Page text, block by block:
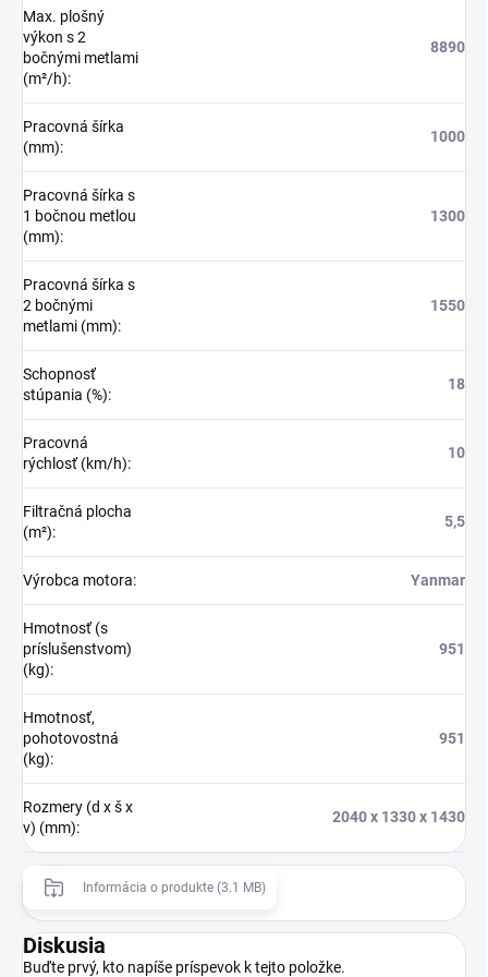
Max. plošný
výkon s 2
bočnými metlami
(m²/h):
8890
Pracovná šírka
(mm):
1000
Pracovná šírka s
1 bočnou metlou
(mm):
1300
Pracovná šírka s
2 bočnými
metlami (mm):
1550
Schopnosť
stúpania (%):
18
Pracovná
rýchlosť (km/h):
10
Filtračná plocha
(m²):
5,5
Výrobca motora: Yanmar
Hmotnosť (s
príslušenstvom)
(kg):
951
Hmotnosť,
pohotovostná
(kg):
951
Rozmery (d x š x
v) (mm):
2040 x 1330 x 1430
Informácia o produkte (3.1 MB)
Diskusia
Buďte prvý, kto napíše príspevok k tejto položke.